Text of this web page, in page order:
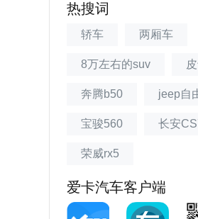
热搜词
轿车 两厢车
8万左右的suv
奔腾b50 jeep自
宝骏560 长安
荣威rx5
爱卡汽车客户端